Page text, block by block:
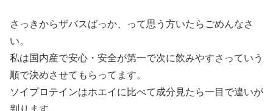
さっきからザバスばっか、って思う方いたらごめんなさ
い。
私は国内産で安心・安全が第一で次に飲みやすさっていう
順で決めさせてもらってます。
ソイプロテインはホエイに比べて成分見たら一目で違いが
判ります。